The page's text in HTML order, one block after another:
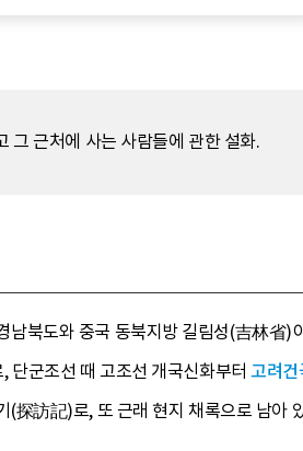
그 근처에 사는 사람들에 관한 설화.
남북도와 중국 동북지방 길림성(吉林省
단군조선 때 고조선 개국신화부터고려
(探訪記)로, 또 근래 현지 채록으로 남아